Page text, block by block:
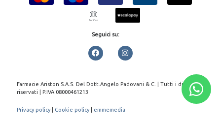
Seguici su:
Farmacie Ariston S.A.S. Del Dott.Angelo Padovani & C. | Tutti i diritti
riservati | P.IVA 08000461213
Privacy policy| Cookie policy| emmemedia